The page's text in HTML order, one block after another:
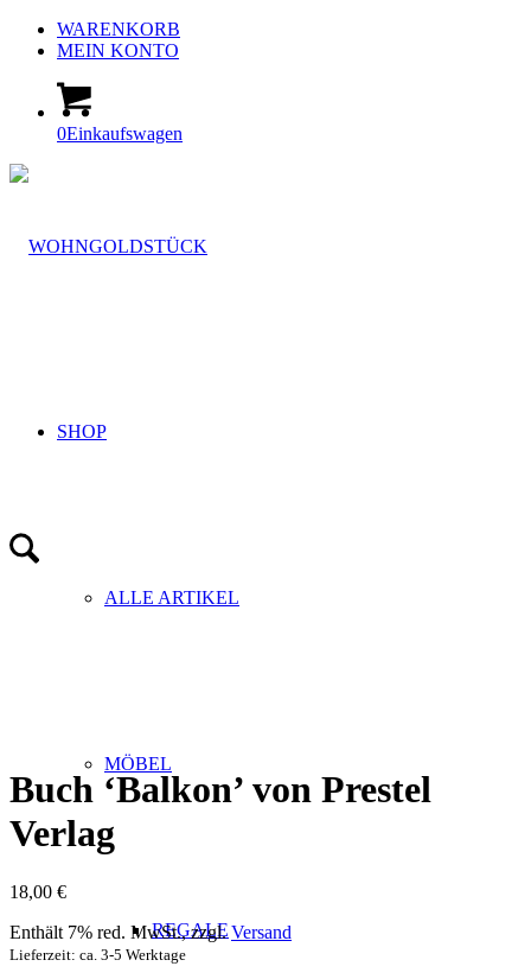
WARENKORB
MEIN KONTO
0Einkaufswagen
SHOP
ALLE ARTIKEL
MÖBEL
REGALE
Buch ‘Balkon’ von Prestel
Verlag
18,00 €
Enthält 7% red. MwSt., zzgl.Versand
Lieferzeit: ca. 3-5 Werktage